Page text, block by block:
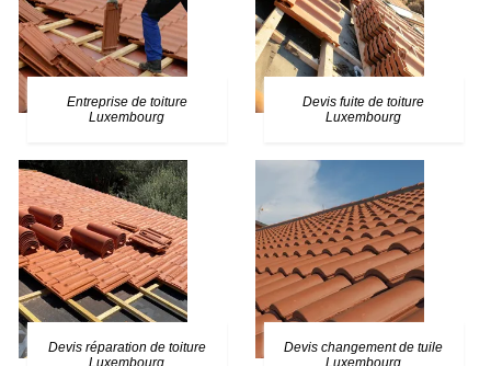
Entreprise de toiture
Luxembourg
Devis fuite de toiture
Luxembourg
Devis réparation de toiture
Luxembourg
Devis changement de tuile
Luxembourg